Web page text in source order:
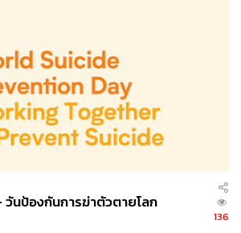
ตายคืออะไร
ใช่เพราะเขาไม่สามารถแก้ปัญหาที่
มาจากความรู้สึกหลักคือการรู้สึกโดด
ชิญปัญหาโดยลำพัง เพราะฉะนั้น ปัญหา
สู้กับปัญหาเพียงคนเดียวในโลกต่างหาก
วันป้องกันการฆ่าตัวตายโลก
136